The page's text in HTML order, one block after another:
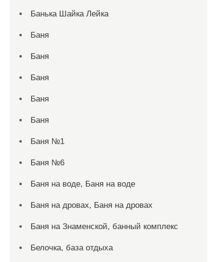
Банька Шайка Лейка
Баня
Баня
Баня
Баня
Баня
Баня №1
Баня №6
Баня на воде, Баня на воде
Баня на дровах, Баня на дровах
Баня на Знаменской, банный комплекс
Белочка, база отдыха